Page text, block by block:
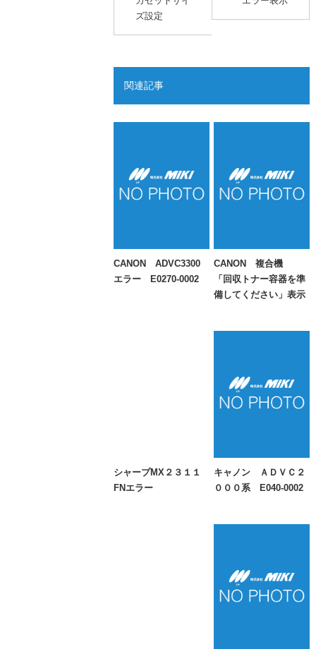
ズ設定
関連記事
CANON ADVC3300
エラー E0270-0002
CANON 複合機
「回収トナー容器を準
備してください」表示
シャープMX２３１１
FNエラー
キャノン ＡＤＶＣ２
０００系 E040-0002